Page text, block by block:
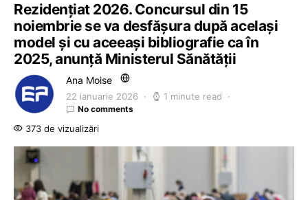
Rezidențiat 2026. Concursul din 15
noiembrie se va desfășura după același
model și cu aceeași bibliografie ca în
2025, anunță Ministerul Sănătății
Ana Moise
22 ianuarie 2026 1 minute read
No comments
373 de vizualizări